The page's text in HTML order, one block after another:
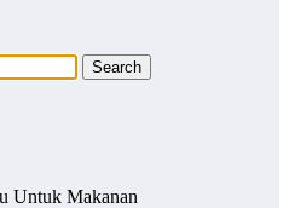
Untuk Makanan